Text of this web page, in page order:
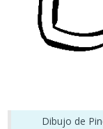
Dibujo de